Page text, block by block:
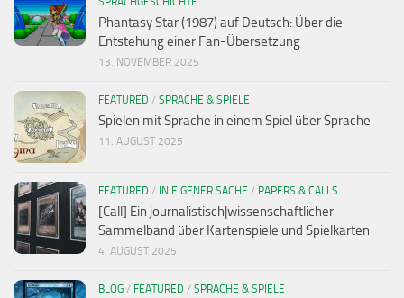
Phantasy Star (1987) auf Deutsch: Über die
Entstehung einer Fan-Übersetzung
13. NOVEMBER 2025
FEATURED / SPRACHE & SPIELE
Spielen mit Sprache in einem Spiel über Sprache
11. AUGUST 2025
FEATURED / IN EIGENER SACHE / PAPERS & CALLS
[Call] Ein journalistisch|wissenschaftlicher
Sammelband über Kartenspiele und Spielkarten
4. AUGUST 2025
BLOG / FEATURED / SPRACHE & SPIELE